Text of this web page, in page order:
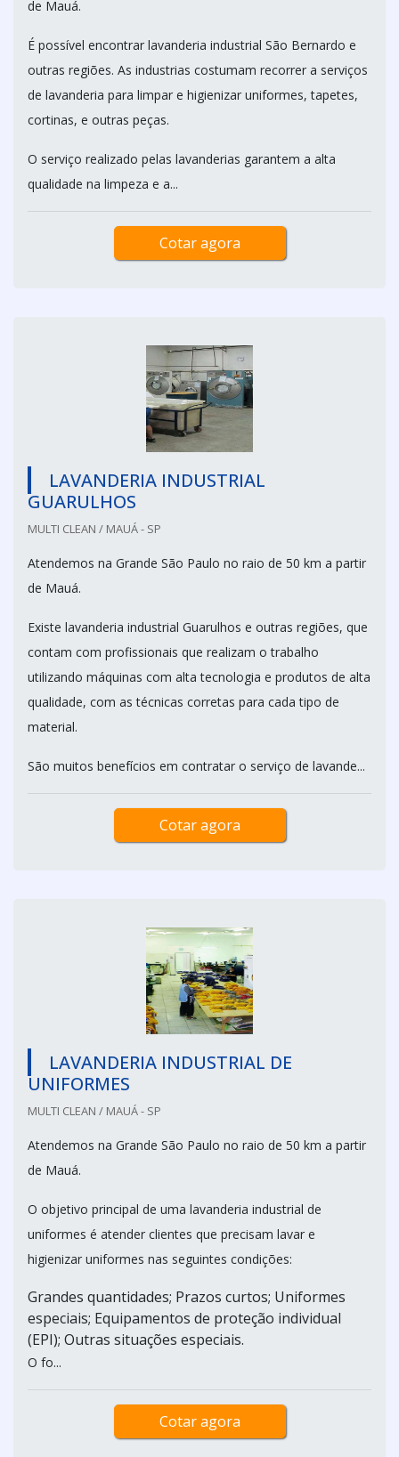
de Mauá.
É possível encontrar lavanderia industrial São Bernardo e
outras regiões. As industrias costumam recorrer a serviços
de lavanderia para limpar e higienizar uniformes, tapetes,
cortinas, e outras peças.
O serviço realizado pelas lavanderias garantem a alta
qualidade na limpeza e a...
Cotar agora
LAVANDERIA INDUSTRIAL
GUARULHOS
MULTI CLEAN / MAUÁ - SP
Atendemos na Grande São Paulo no raio de 50 km a partir
de Mauá.
Existe lavanderia industrial Guarulhos e outras regiões, que
contam com profissionais que realizam o trabalho
utilizando máquinas com alta tecnologia e produtos de alta
qualidade, com as técnicas corretas para cada tipo de
material.
São muitos benefícios em contratar o serviço de lavande...
Cotar agora
LAVANDERIA INDUSTRIAL DE
UNIFORMES
MULTI CLEAN / MAUÁ - SP
Atendemos na Grande São Paulo no raio de 50 km a partir
de Mauá.
O objetivo principal de uma lavanderia industrial de
uniformes é atender clientes que precisam lavar e
higienizar uniformes nas seguintes condições:
Grandes quantidades; Prazos curtos; Uniformes
especiais; Equipamentos de proteção individual
(EPI); Outras situações especiais.
O fo...
Cotar agora